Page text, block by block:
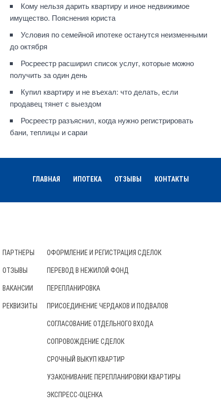
Кому нельзя дарить квартиру и иное недвижимое
имущество. Пояснения юриста
Условия по семейной ипотеке останутся неизменными
до октября
Росреестр расширил список услуг, которые можно
получить за один день
Купил квартиру и не въехал: что делать, если
продавец тянет с выездом
Росреестр разъяснил, когда нужно регистрировать
бани, теплицы и сараи
ГЛАВНАЯ ИПОТЕКА ОТЗЫВЫ КОНТАКТЫ
ПАРТНЕРЫ
ОТЗЫВЫ
ВАКАНСИИ
РЕКВИЗИТЫ
ОФОРМЛЕНИЕ И РЕГИСТРАЦИЯ СДЕЛОК
ПЕРЕВОД В НЕЖИЛОЙ ФОНД
ПЕРЕПЛАНИРОВКА
ПРИСОЕДИНЕНИЕ ЧЕРДАКОВ И ПОДВАЛОВ
СОГЛАСОВАНИЕ ОТДЕЛЬНОГО ВХОДА
СОПРОВОЖДЕНИЕ СДЕЛОК
СРОЧНЫЙ ВЫКУП КВАРТИР
УЗАКОНИВАНИЕ ПЕРЕПЛАНИРОВКИ КВАРТИРЫ
ЭКСПРЕСС-ОЦЕНКА